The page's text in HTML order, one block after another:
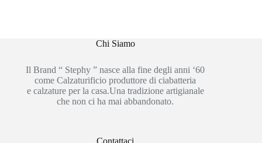
Chi Siamo
Il Brand “ Stephy ” nasce alla fine degli anni ‘60
come Calzaturificio produttore di ciabatteria
e calzature per la casa.Una tradizione artigianale
che non ci ha mai abbandonato.